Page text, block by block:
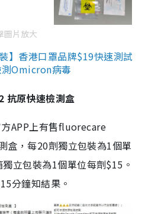
圖片放大
】香港口罩品牌$19快速測試
Omicron病毒
原快速檢測盒
APP上有售fluorecare
盒，每20劑獨立包裝為1個單
立包裝為1個單位每劑$15。
分鐘知結果。